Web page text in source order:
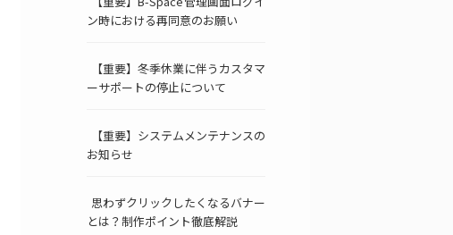
ン時における再同意のお願い
【重要】冬季休業に伴うカスタマ
ーサポートの停止について
【重要】システムメンテナンスの
お知らせ
思わずクリックしたくなるバナー
とは？制作ポイント徹底解説